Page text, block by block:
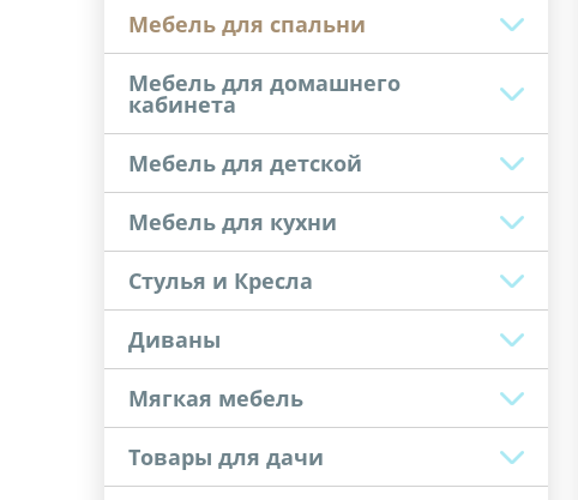
Мебель для спальни
Мебель для домашнего
кабинета
Мебель для детской
Мебель для кухни
Стулья и Кресла
Диваны
Мягкая мебель
Товары для дачи